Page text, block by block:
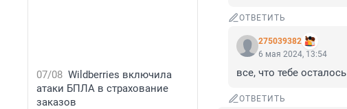
07/08 Wildberries включила
атаки БПЛА в страхование
заказов
ОТВЕТИТЬ
275039382
6 мая 2024, 13:54
все, что тебе
ОТВЕТИТЬ